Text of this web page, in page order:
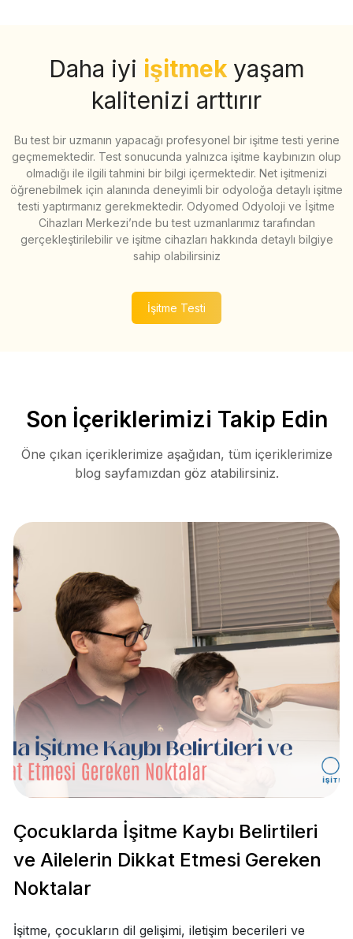
Daha iyi işitmek yaşam
kalitenizi arttırır
Bu test bir uzmanın yapacağı profesyonel bir işitme testi yerine
geçmemektedir. Test sonucunda yalnızca işitme kaybınızın olup
olmadığı ile ilgili tahmini bir bilgi içermektedir. Net işitmenizi
öğrenebilmek için alanında deneyimli bir odyoloğa detaylı işitme
testi yaptırmanız gerekmektedir. Odyomed Odyoloji ve İşitme
Cihazları Merkezi’nde bu test uzmanlarımız tarafından
gerçekleştirilebilir ve işitme cihazları hakkında detaylı bilgiye
sahip olabilirsiniz
İşitme Testi
Son İçeriklerimizi Takip Edin
Öne çıkan içeriklerimize aşağıdan, tüm içeriklerimize
blog sayfamızdan göz atabilirsiniz.
Çocuklarda İşitme Kaybı Belirtileri
ve Ailelerin Dikkat Etmesi Gereken
Noktalar
İşitme, çocukların dil gelişimi, iletişim becerileri ve